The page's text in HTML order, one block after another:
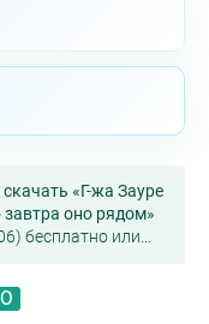
скачать «Г-жа Зауре
завтра оно рядом»
бесплатно или
0